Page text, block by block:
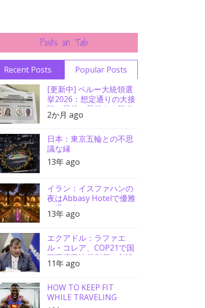
Posts on Tab
Recent Posts
Popular Posts
[更新中] ペルー大統領選
挙2026：想定通りの大接
戦、最後の最後まで勝者
分からず
2か月 ago
日本：東京五輪との不思
議な縁
13年 ago
イラン：イスファハンの
夜はAbbasy Hotelで優雅
に過ごす
13年 ago
エクアドル：ラファエ
ル・コレア、COP21で国
際環境司法裁判所の創設
を要請
11年 ago
HOW TO KEEP FIT
WHILE TRAVELING